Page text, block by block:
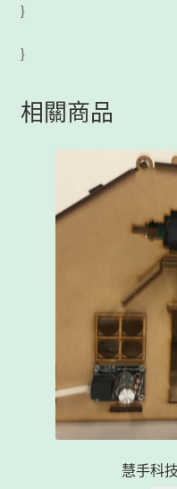
}
}
相關商品
慧手科